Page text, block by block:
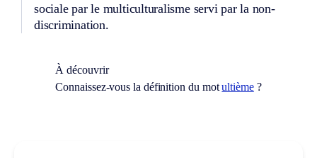
sociale par le multiculturalisme servi par la non-
discrimination.
À découvrir
Connaissez-vous la définition du motultième?